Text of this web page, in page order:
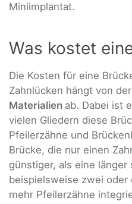
Miniimplantat.
Was kostet
Die Kosten für eine
Zahnlücken hängt von der
Materialien ab. Dabei ist
vielen Gliedern diese
Pfeilerzähne und
Brücke, die nur einen
günstiger, als eine länger
beispielsweise zwei oder
mehr Pfeilerzähne